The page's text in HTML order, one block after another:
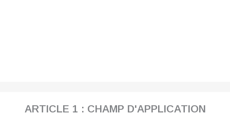
ARTICLE 1 : CHAMP D'APPLICATION